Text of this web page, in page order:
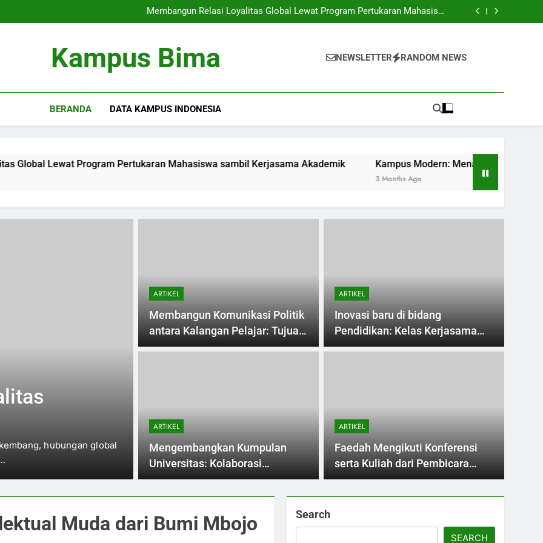
Membangun Relasi Loyalitas Global Lewat Program Pertukaran Mahasiswa
sambil Kerjasama Akademik
Kampus Modern: Menawarkan Infrastruktur Digital bagi Pendidikan Efektif
Membangun Relasi Loyalitas Global Lewat Program Pertukaran Mahasiswa
sambil Kerjasama Akademik
Kampus Modern: Menawarkan Infrastruktur Digital bagi Pendidikan Efektif
Kampus Bima NEWSLETTER RANDOM NEWS
BERANDA DATA KAMPUS INDONESIA
Program Pertukaran Mahasiswa sambil Kerjasama Akademik Kampus Modern: Menawarkan Infrastruktur Digital
hubungan global
Infrastruktur Digital bagi
Pendidikan Efektif
Di zamannya digital pada masa kini, pendidikan tinggi di Indonesia sudah
melalui perubahan yang berarti…
ARTIKEL
Membangun Komunikasi Politik
antara Kalangan Pelajar: Tujuan
bagi Zaman Depan
ARTIKEL
Inovasi baru di bidang
Pendidikan: Kelas Kerjasama
guna masa depan
ARTIKEL
Mengembangkan Kumpulan
Universitas: Kolaborasi
Organisasi Kemahasiswaan dan
Lulusan
ARTIKEL
Faedah Mengikuti Konferensi
serta Kuliah dari Pembicara
Tamu pada Era Digital
Muda dari Bumi Mbojo
Search
SEARCH